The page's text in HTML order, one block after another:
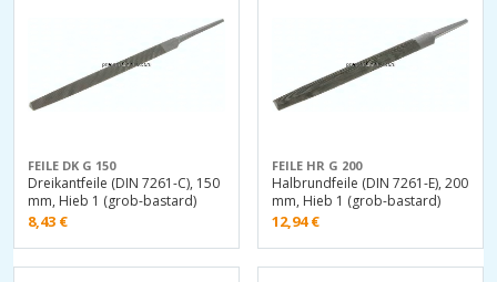
FEILE DK G 150
Dreikantfeile (DIN 7261-C), 150
mm, Hieb 1 (grob-bastard)
8,43 €
FEILE HR G 200
Halbrundfeile (DIN 7261-E), 200
mm, Hieb 1 (grob-bastard)
12,94€